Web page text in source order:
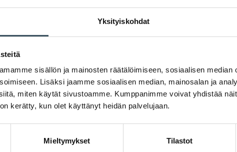
Yksityiskohdat
sisällön ja mainosten räätälöimiseen, sosiaalisen median
Lisäksi jaamme sosiaalisen median, mainosalan ja
miten käytät sivustoamme. Kumppanimme voivat yhdistää
kerätty, kun olet käyttänyt heidän palvelujaan.
Mieltymykset Tilastot